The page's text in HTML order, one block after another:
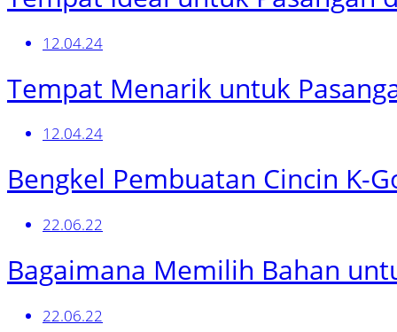
12.04.24
Tempat Menarik untuk
12.04.24
Bengkel Pembuatan Cincin K-
22.06.22
Bagaimana Memilih Bahan
22.06.22